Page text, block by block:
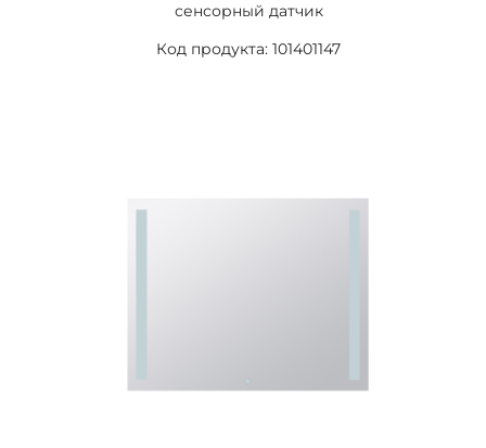
сенсорный датчик
Код продукта: 101401147